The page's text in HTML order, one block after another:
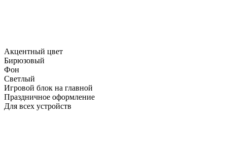
Акцентный цвет
Бирюзовый
Фон
Светлый
Игровой блок на главной
Праздничное оформление
Для всех устройств